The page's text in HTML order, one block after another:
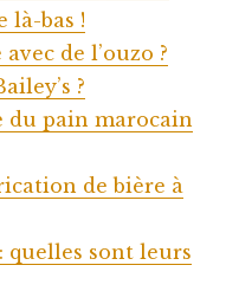
là-bas !
de l’ouzo ?
?
du pain marocain
de bière à
quelles sont leurs